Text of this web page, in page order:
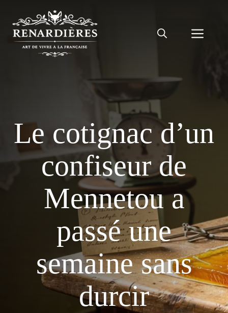
contenu
Le cotignac d’un
confiseur de
Mennetou a
passé une
semaine sans
durcir